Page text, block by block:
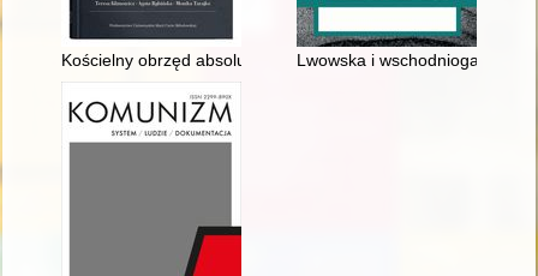
Kościelny obrzęd absolucji "absente corpore" i jego związki z
Lwowska i